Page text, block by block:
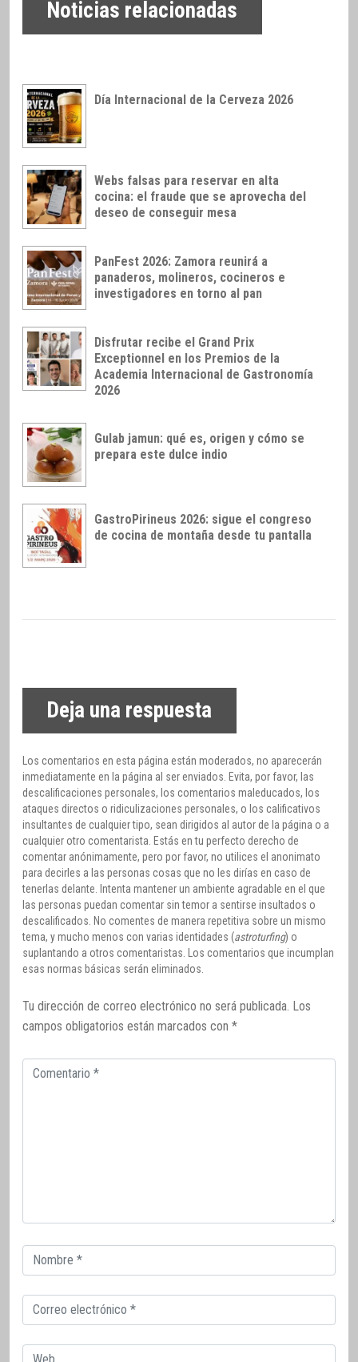
Noticias relacionadas
Día Internacional de la Cerveza 2026
Webs falsas para reservar en alta
cocina: el fraude que se aprovecha del
deseo de conseguir mesa
PanFest 2026: Zamora reunirá a
panaderos, molineros, cocineros e
investigadores en torno al pan
Disfrutar recibe el Grand Prix
Exceptionnel en los Premios de la
Academia Internacional de Gastronomía
2026
Gulab jamun: qué es, origen y cómo se
prepara este dulce indio
GastroPirineus 2026: sigue el congreso
de cocina de montaña desde tu pantalla
Deja una respuesta
Los comentarios en esta página están moderados, no aparecerán
inmediatamente en la página al ser enviados. Evita, por favor, las
descalificaciones personales, los comentarios maleducados, los
ataques directos o ridiculizaciones personales, o los calificativos
insultantes de cualquier tipo, sean dirigidos al autor de la página o a
cualquier otro comentarista. Estás en tu perfecto derecho de
comentar anónimamente, pero por favor, no utilices el anonimato
para decirles a las personas cosas que no les dirías en caso de
tenerlas delante. Intenta mantener un ambiente agradable en el que
las personas puedan comentar sin temor a sentirse insultados o
descalificados. No comentes de manera repetitiva sobre un mismo
tema, y mucho menos con varias identidades (astroturfing) o
suplantando a otros comentaristas. Los comentarios que incumplan
esas normas básicas serán eliminados.
Tu dirección de correo electrónico no será publicada. Los
campos obligatorios están marcados con *
Comentario
Correo
electrónico
Correo
electrónico
Web